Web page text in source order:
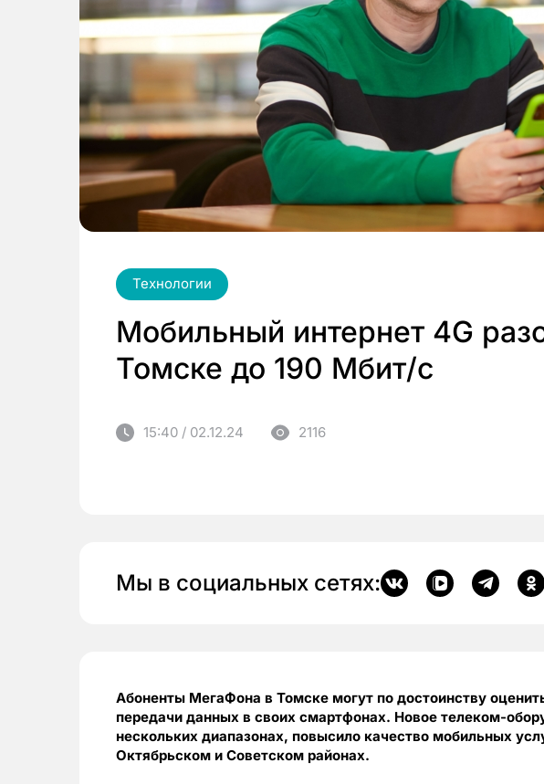
Технологии
Мобильный интернет 4G
Томске до 190 Мбит/с
15:40 / 02.12.24 2116
Мы в социальных сетях:
Абоненты МегаФона в Томске могут по достоинству
передачи данных в своих смартфонах. Новое телеком-
нескольких диапазонах, повысило качество мобильных
Октябрьском и Советском районах.